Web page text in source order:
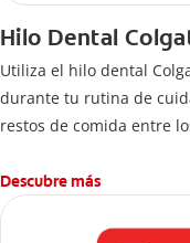
Hilo Dental
Utiliza el hilo dental
durante tu rutina de
restos de comida entre
Descubre más